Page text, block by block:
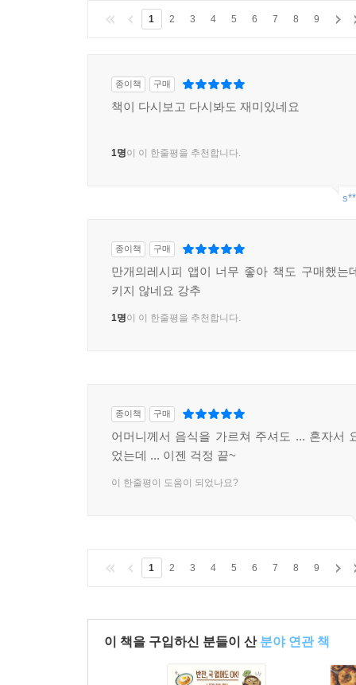
1 2 3 4 5 6 7 8 9
종이책 구매
책이 다시보고 다시봐도 재미있네요
1명이 이 한줄평을 추천합니다.
종이책 구매
만개의레시피 앱이 너무 좋아 책도 구매했는
키지 않네요 강추
1명이 이 한줄평을 추천합니다.
종이책 구매
어머니께서 음식을 가르쳐 주셔도 ... 혼자서
었는데 ... 이젠 걱정 끝~
이 한줄평이 도움이 되었나요?
1 2 3 4 5 6 7 8 9
이 책을 구입하신 분들이 산 분야 연관 책